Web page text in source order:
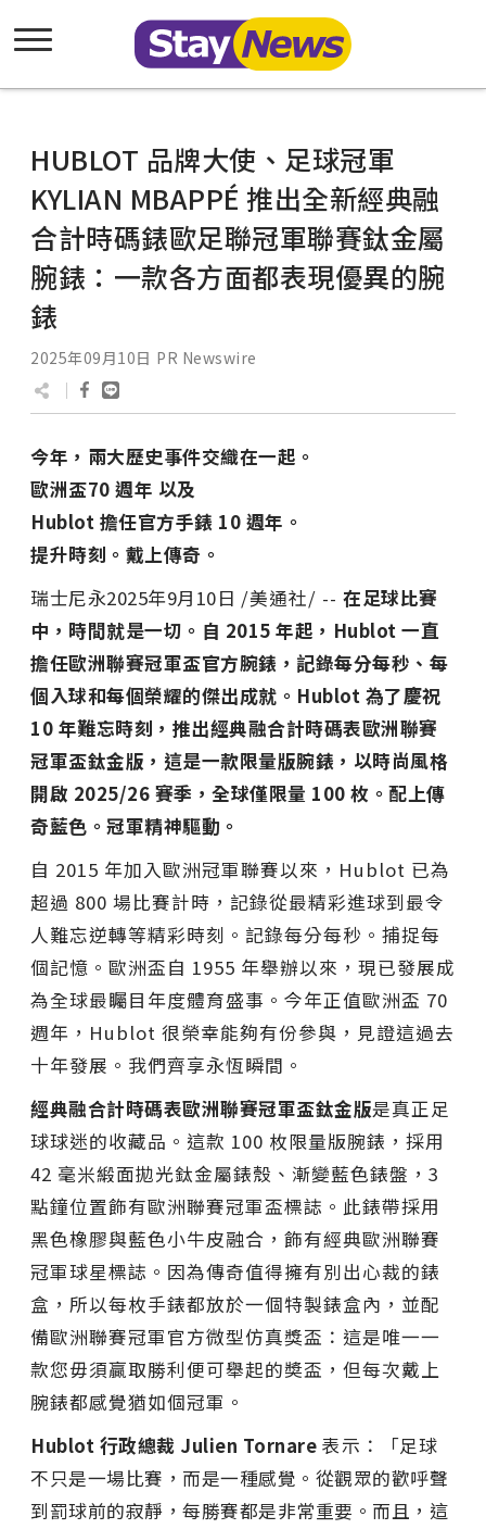
HUBLOT 品牌大使、足球冠軍
KYLIAN MBAPPÉ 推出全新經典融
合計時碼錶歐足聯冠軍聯賽鈦金屬
腕錶：一款各方面都表現優異的腕
錶
2025年09月10日 PR Newswire
今年，兩大歷史事件交織在一起。
歐洲盃70 週年 以及
Hublot 擔任官方手錶 10 週年。
提升時刻。戴上傳奇。
瑞士尼永2025年9月10日 /美通社/ -- 在足球比賽
中，時間就是一切。自 2015 年起，Hublot 一直
擔任歐洲聯賽冠軍盃官方腕錶，記錄每分每秒、每
個入球和每個榮耀的傑出成就。Hublot 為了慶祝
10 年難忘時刻，推出經典融合計時碼表歐洲聯賽
冠軍盃鈦金版，這是一款限量版腕錶，以時尚風格
開啟 2025/26 賽季，全球僅限量 100 枚。配上傳
奇藍色。冠軍精神驅動。
自 2015 年加入歐洲冠軍聯賽以來，Hublot 已為
超過 800 場比賽計時，記錄從最精彩進球到最令
人難忘逆轉等精彩時刻。記錄每分每秒。捕捉每
個記憶。歐洲盃自 1955 年舉辦以來，現已發展成
為全球最矚目年度體育盛事。今年正值歐洲盃 70
週年，Hublot 很榮幸能夠有份參與，見證這過去
十年發展。我們齊享永恆瞬間。
經典融合計時碼表歐洲聯賽冠軍盃鈦金版是真正足
球球迷的收藏品。這款 100 枚限量版腕錶，採用
42 毫米緞面拋光鈦金屬錶殼、漸變藍色錶盤，3
點鐘位置飾有歐洲聯賽冠軍盃標誌。此錶帶採用
黑色橡膠與藍色小牛皮融合，飾有經典歐洲聯賽
冠軍球星標誌。因為傳奇值得擁有別出心裁的錶
盒，所以每枚手錶都放於一個特製錶盒內，並配
備歐洲聯賽冠軍官方微型仿真獎盃：這是唯一一
款您毋須贏取勝利便可舉起的奬盃，但每次戴上
腕錶都感覺猶如個冠軍。
Hublot 行政總裁 Julien Tornare 表示：
「足球
不只是一場比賽，而是一種感覺。從觀眾的歡呼聲
到罰球前的寂靜，每勝賽都是非常重要。而且，這